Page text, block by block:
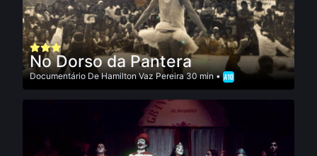
No Dorso da Pantera
Documentário DeHamilton Vaz Pereira30 min •